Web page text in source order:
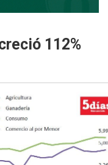
112%